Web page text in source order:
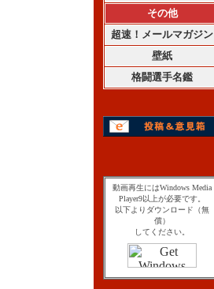
その他
超速！メールマガジン
壁紙
格闘選手名鑑
動画再生にはWindows Media
Player9以上が必要です。
以下よりダウンロード（無
償）
してください。